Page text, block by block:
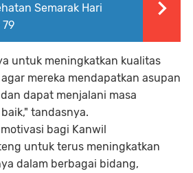
Semarak Hari
untuk meningkatkan kualitas
mereka mendapatkan asupan
dapat menjalani masa
tandasnya.
bagi Kanwil
untuk terus meningkatkan
dalam berbagai bidang,